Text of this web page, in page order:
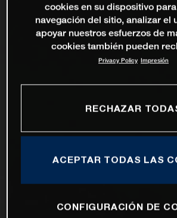
cookies en su dispositivo
navegación del sitio, analizar el
apoyar nuestros esfuerzos de
cookies también pueden
Privacy Policy Impresión
RECHAZAR
ACEPTAR TODAS LAS
CONFIGURACIÓN DE